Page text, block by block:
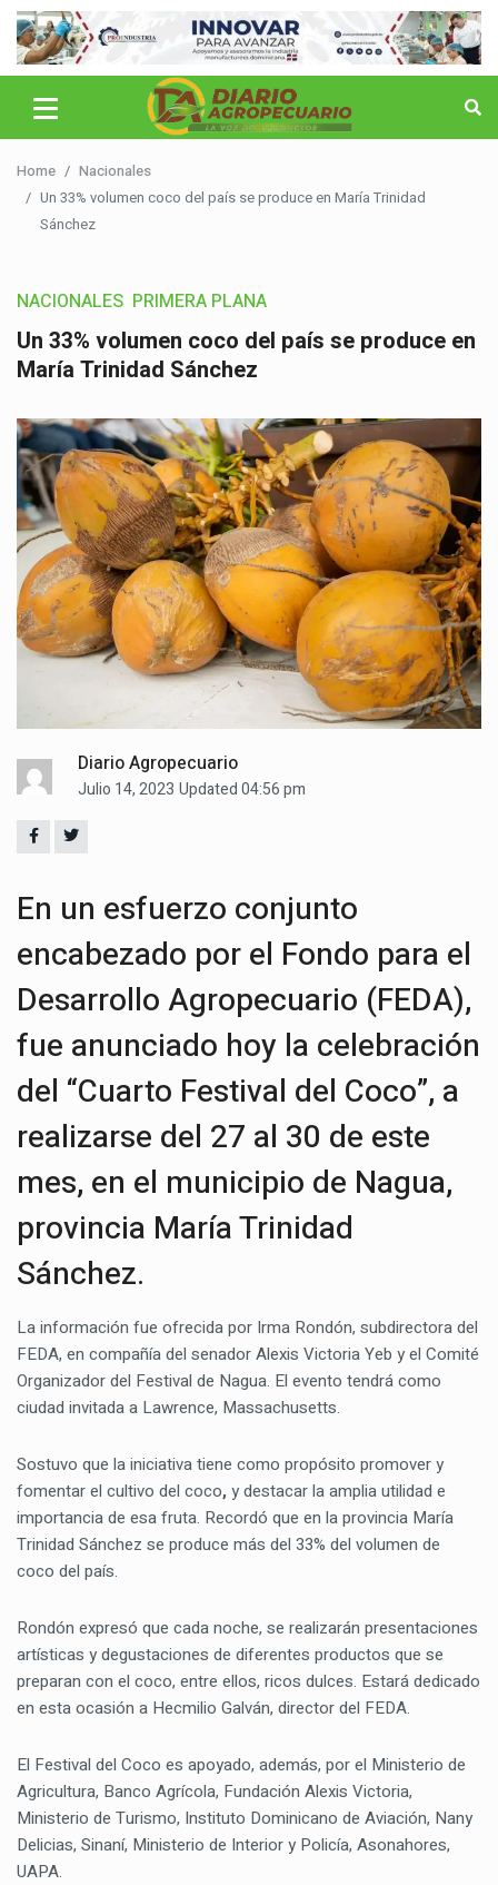
Home
Nacionales
Un 33% volumen coco del país se produce en María Trinidad
Sánchez
NACIONALES PRIMERA PLANA
Un 33% volumen coco del país se produce en
María Trinidad Sánchez
Diario Agropecuario
Julio 14, 2023 Updated 04:56 pm
En un esfuerzo conjunto
encabezado por el Fondo para el
Desarrollo Agropecuario (FEDA),
fue anunciado hoy la celebración
del “Cuarto Festival del Coco”, a
realizarse del 27 al 30 de este
mes, en el municipio de Nagua,
provincia María Trinidad
Sánchez.
La información fue ofrecida por Irma Rondón, subdirectora del
FEDA, en compañía del senador Alexis Victoria Yeb y el Comité
Organizador del Festival de Nagua. El evento tendrá como
ciudad invitada a Lawrence, Massachusetts.
Sostuvo que la iniciativa tiene como propósito promover y
fomentar el cultivo del coco, y destacar la amplia utilidad e
importancia de esa fruta. Recordó que en la provincia María
Trinidad Sánchez se produce más del 33% del volumen de
coco del país.
Rondón expresó que cada noche, se realizarán presentaciones
artísticas y degustaciones de diferentes productos que se
preparan con el coco, entre ellos, ricos dulces. Estará dedicado
en esta ocasión a Hecmilio Galván, director del FEDA.
El Festival del Coco es apoyado, además, por el Ministerio de
Agricultura, Banco Agrícola, Fundación Alexis Victoria,
Ministerio de Turismo, Instituto Dominicano de Aviación, Nany
Delicias, Sinaní, Ministerio de Interior y Policía, Asonahores,
UAPA.